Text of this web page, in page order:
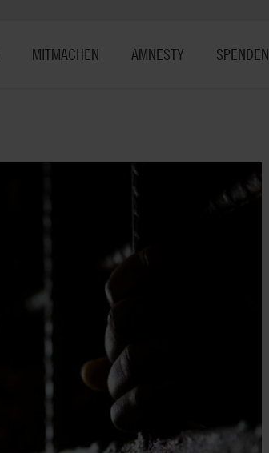
MITMACHEN AMNESTY SPENDEN